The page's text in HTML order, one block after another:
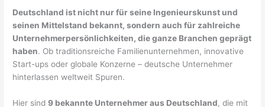
Deutschland ist nicht nur für seine Ingenieurskunst und
seinen Mittelstand bekannt, sondern auch für zahlreiche
Unternehmerpersönlichkeiten, die ganze Branchen geprägt
haben. Ob traditionsreiche Familienunternehmen, innovative
Start-ups oder globale Konzerne – deutsche Unternehmer
hinterlassen weltweit Spuren.
Hier sind9 bekannte Unternehmer aus Deutschland, die mit